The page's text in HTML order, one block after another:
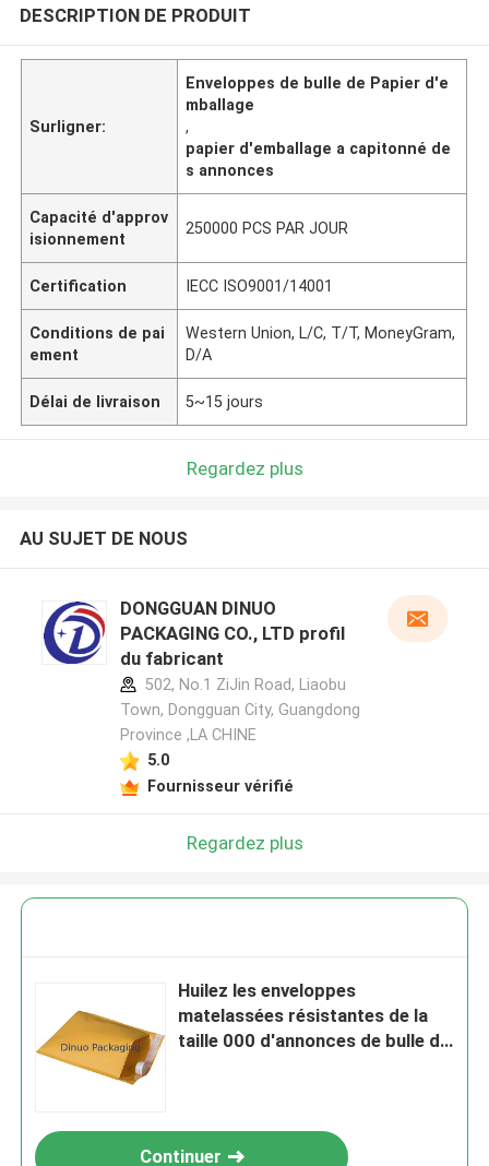
DESCRIPTION DE PRODUIT
Surligner:
Enveloppes de bulle de Papier d'e
mballage
,
papier d'emballage a capitonné de
s annonces
Capacité d'approv
isionnement
250000 PCS PAR JOUR
Certification IECC ISO9001/14001
Conditions de pai
ement
Western Union, L/C, T/T, MoneyGram,
D/A
Délai de livraison 5~15 jours
Regardez plus
AU SUJET DE NOUS
DONGGUAN DINUO
PACKAGING CO., LTD profil
du fabricant
502, No.1 ZiJin Road, Liaobu
Town, Dongguan City, Guangdong
Province ,LA CHINE
5.0
Fournisseur vérifié
Regardez plus
Huilez les enveloppes
matelassées résistantes de la
taille 000 d'annonces de bulle du
Continuer